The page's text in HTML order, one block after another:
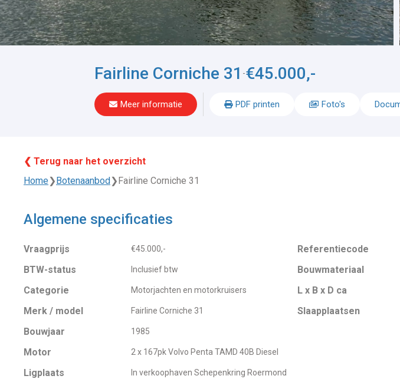
Fairline Corniche 31 -€45.000,-
Meer informatie PDF printen Foto's
❮ Terug naar het overzicht
Home❯Botenaanbod❯Fairline Corniche 31
Algemene specificaties
Vraagprijs €45.000,-
BTW-status Inclusief btw
Categorie Motorjachten en motorkruisers
Merk / model Fairline Corniche 31
Bouwjaar 1985
Motor 2 x 167pk Volvo Penta TAMD 40B Diesel
Ligplaats In verkoophaven Schepenkring Roermond
Referentiecode
Bouwmateriaal
L x B x D ca
Slaapplaatsen